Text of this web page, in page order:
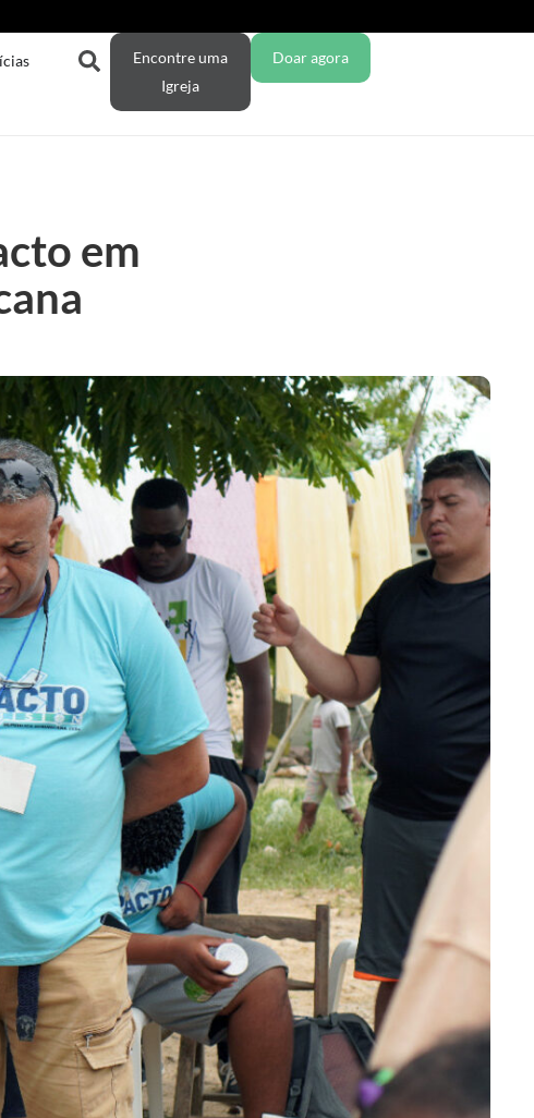
Encontre uma
Igreja
Doar agora
em